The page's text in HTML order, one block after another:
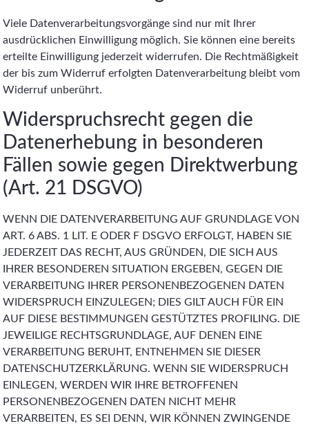
Viele Datenverarbeitungsvorgänge sind nur mit Ihrer
ausdrücklichen Einwilligung möglich. Sie können eine bereits
erteilte Einwilligung jederzeit widerrufen. Die Rechtmäßigkeit
der bis zum Widerruf erfolgten Datenverarbeitung bleibt vom
Widerruf unberührt.
Widerspruchsrecht gegen die
Datenerhebung in besonderen
Fällen sowie gegen Direktwerbung
(Art. 21 DSGVO)
WENN DIE DATENVERARBEITUNG AUF GRUNDLAGE VON
ART. 6 ABS. 1 LIT. E ODER F DSGVO ERFOLGT, HABEN SIE
JEDERZEIT DAS RECHT, AUS GRÜNDEN, DIE SICH AUS
IHRER BESONDEREN SITUATION ERGEBEN, GEGEN DIE
VERARBEITUNG IHRER PERSONENBEZOGENEN DATEN
WIDERSPRUCH EINZULEGEN; DIES GILT AUCH FÜR EIN
AUF DIESE BESTIMMUNGEN GESTÜTZTES PROFILING. DIE
JEWEILIGE RECHTSGRUNDLAGE, AUF DENEN EINE
VERARBEITUNG BERUHT, ENTNEHMEN SIE DIESER
DATENSCHUTZERKLÄRUNG. WENN SIE WIDERSPRUCH
EINLEGEN, WERDEN WIR IHRE BETROFFENEN
PERSONENBEZOGENEN DATEN NICHT MEHR
VERARBEITEN, ES SEI DENN, WIR KÖNNEN ZWINGENDE